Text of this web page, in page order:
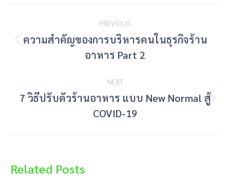
navigation
PREVIOUS
Previous
post:
ความสำคัญของการบริหารคนในธุรกิจร้าน
อาหาร Part 2
NEXT
Next
post:
7 วิธีปรับตัวร้านอาหาร แบบ New Normal สู้
COVID-19​
Related Posts